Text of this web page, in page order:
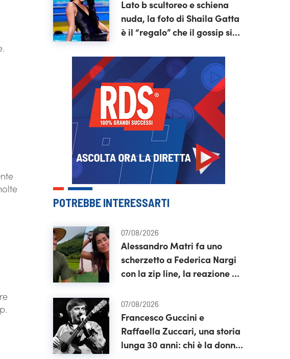
Lato b scultoreo e schiena
nuda, la foto di Shaila Gatta
è il “regalo” che il gossip si
POTREBBE INTERESSARTI
07/08/2026
Alessandro Matri fa uno
scherzetto a Federica Nargi
con la zip line, la reazione è
07/08/2026
Francesco Guccini e
Raffaella Zuccari, una storia
lunga 30 anni: chi è la donna